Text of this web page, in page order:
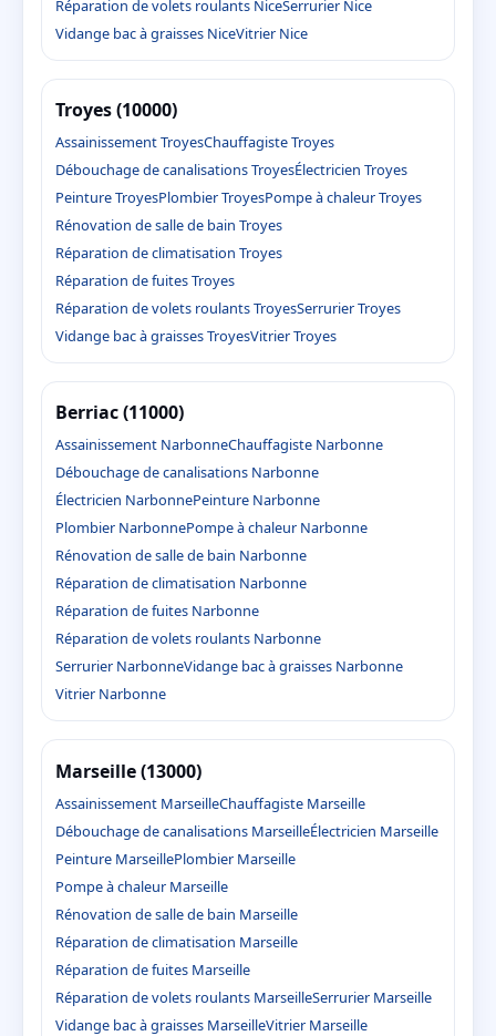
Réparation de volets roulants NiceSerrurier Nice
Vidange bac à graisses NiceVitrier Nice
Troyes (10000)
Assainissement TroyesChauffagiste Troyes
Débouchage de canalisations TroyesÉlectricien Troyes
Peinture TroyesPlombier TroyesPompe à chaleur Troyes
Rénovation de salle de bain Troyes
Réparation de climatisation Troyes
Réparation de fuites Troyes
Réparation de volets roulants TroyesSerrurier Troyes
Vidange bac à graisses TroyesVitrier Troyes
Berriac (11000)
Assainissement NarbonneChauffagiste Narbonne
Débouchage de canalisations Narbonne
Électricien NarbonnePeinture Narbonne
Plombier NarbonnePompe à chaleur Narbonne
Rénovation de salle de bain Narbonne
Réparation de climatisation Narbonne
Réparation de fuites Narbonne
Réparation de volets roulants Narbonne
Serrurier NarbonneVidange bac à graisses Narbonne
Vitrier Narbonne
Marseille (13000)
Assainissement MarseilleChauffagiste Marseille
Débouchage de canalisations MarseilleÉlectricien Marseille
Peinture MarseillePlombier Marseille
Pompe à chaleur Marseille
Rénovation de salle de bain Marseille
Réparation de climatisation Marseille
Réparation de fuites Marseille
Réparation de volets roulants MarseilleSerrurier Marseille
Vidange bac à graisses MarseilleVitrier Marseille